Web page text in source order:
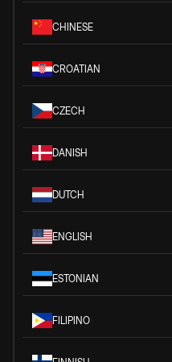
CHINESE
CROATIAN
CZECH
DANISH
DUTCH
ENGLISH
ESTONIAN
FILIPINO